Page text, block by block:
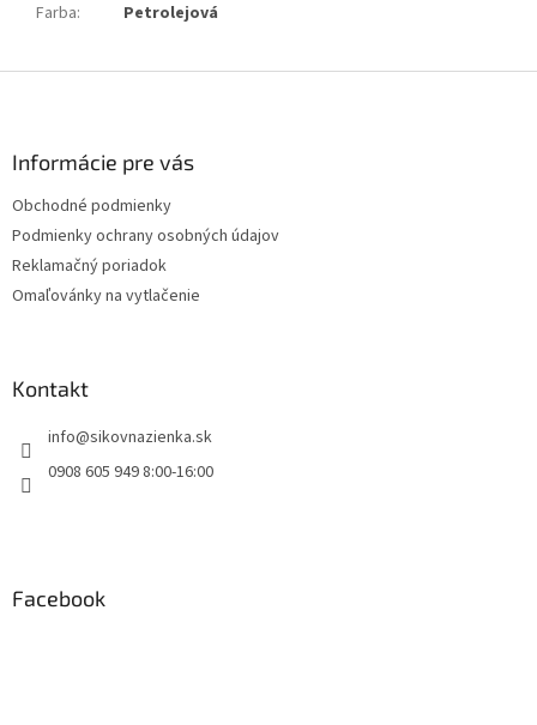
Farba: Petrolejová
Informácie pre vás
Obchodné podmienky
Podmienky ochrany osobných údajov
Reklamačný poriadok
Omaľovánky na vytlačenie
Kontakt
info@sikovnazienka.sk
0908 605 949 8:00-16:00
Facebook